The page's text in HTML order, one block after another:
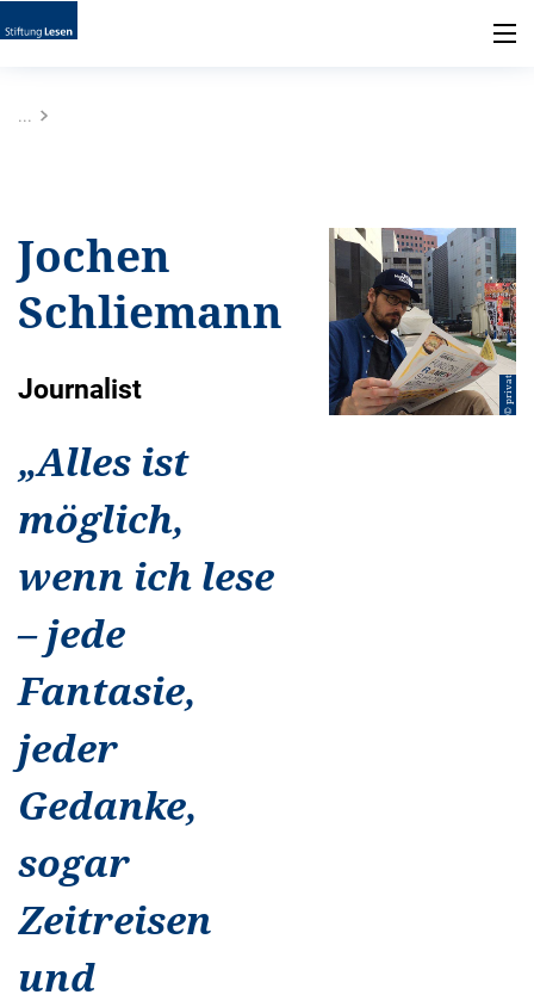
...
Jochen
Schliemann
Journalist
„Alles ist
möglich,
wenn ich lese
– jede
Fantasie,
jeder
Gedanke,
sogar
Zeitreisen
und
© privat